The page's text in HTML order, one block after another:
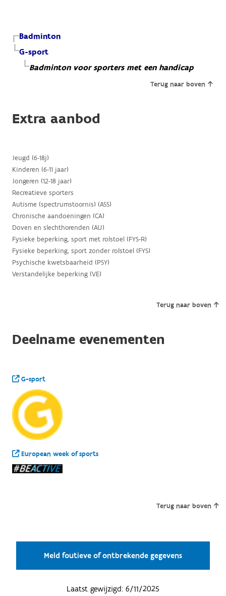
Badminton
G-sport
Badminton voor sporters met een handicap
Terug naar boven
Extra aanbod
Jeugd (6-18j)
Kinderen (6-11 jaar)
Jongeren (12-18 jaar)
Recreatieve sporters
Autisme (spectrumstoornis) (ASS)
Chronische aandoeningen (CA)
Doven en slechthorenden (AU)
Fysieke beperking, sport met rolstoel (FYS-R)
Fysieke beperking, sport zonder rolstoel (FYS)
Psychische kwetsbaarheid (PSY)
Verstandelijke beperking (VE)
Terug naar boven
Deelname evenementen
G-sport
European week of sports
Terug naar boven
Meld foutieve of ontbrekende gegevens
Laatst gewijzigd: 6/11/2025